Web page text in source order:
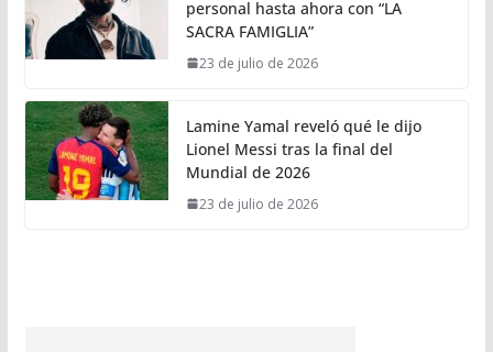
personal hasta ahora con “LA
SACRA FAMIGLIA”
23 de julio de 2026
Lamine Yamal reveló qué le dijo
Lionel Messi tras la final del
Mundial de 2026
23 de julio de 2026